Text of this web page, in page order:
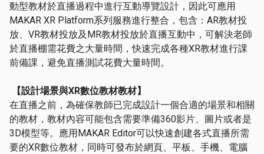
動型教材於直播過程中進行互動導覽設計，因此可應用
MAKAR XR Platform系列服務進行整合，包含：AR教材投
放、VR教材投放及MR教材投放於直播互動中，可解決老師
於直播棚需花費之大量時間，快速完成各種XR教材進行課
前備課，避免直播測試花費大量時間。
【設計場景與XR數位教材教材】
在直播之前，為確保教師已完成設計一個合適的場景和相關
的教材，教材內容可能包含需要準備360影片、圖片或者是
3D模型等。應用MAKAR Editor可以快速創建各式直播所需
要的XR數位教材，同時可發布於網頁、平板、手機、電腦